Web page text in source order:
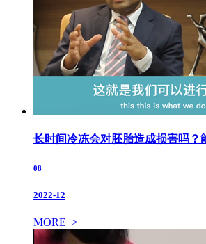
长时间冷冻会对胚胎造成损害吗？
08
2022-12
MORE >